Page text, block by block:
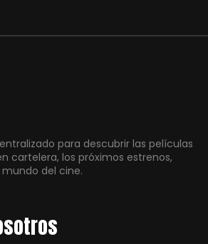
para descubrir las películas
cartelera, los próximos estrenos,
del cine.